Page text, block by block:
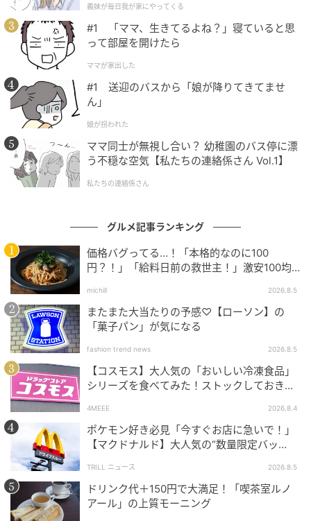
サクサクのパイ生地の中にほうれん草のムースリーヌ
と白身魚を詰めたパイ包み焼きも、コースを彩るメイ
ンディッシュのひとつです。
オレンジ色のソースが添えられ、見た目にも華やかな
一皿となっています。
店名「PLEIN BIS」に込められた想い
が】
義妹が毎日我が家にやってくる
#1 「ママ、生きてるよね？」寝ていると思
って部屋を開けたら
ママが家出した
#1 送迎のバスから「娘が降りてきてませ
ん」
娘が拐われた
ママ同士が無視し合い？ 幼稚園のバス停に漂
う不穏な空気【私たちの連絡係さん Vol.1】
私たちの連絡係さん
グルメ記事ランキング
価格バグってる…！「本格的なのに100
円？！」「給料日前の救世主！」激安100均
michill 2026.8.5
またまた大当たりの予感♡【ローソン】の
「菓子パン」が気になる
fashion trend news 2026.8.5
【コスモス】大人気の「おいしい冷凍食品」
シリーズを食べてみた！ストックしておきた
4MEEE 2026.8.4
ポケモン好き必見「今すぐお店に急いで！」
【マクドナルド】大人気の“数量限定バッ
も…！？
TRILL ニュース 2026.8.5
ドリンク代＋150円で大満足！「喫茶室ルノ
アール」の上質モーニング